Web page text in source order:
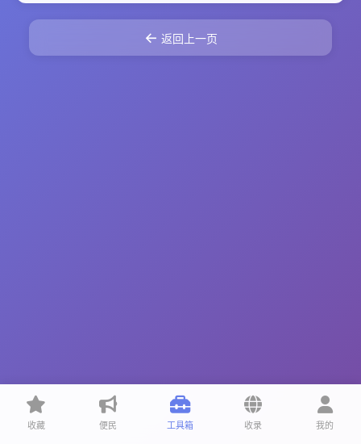
← 返回上一页
收藏 便民 工具箱 收录 我的